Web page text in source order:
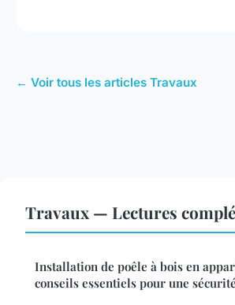
← Voir tous les articles Travaux
Travaux — Lectures
Installation de poêle à bois en
conseils essentiels pour une